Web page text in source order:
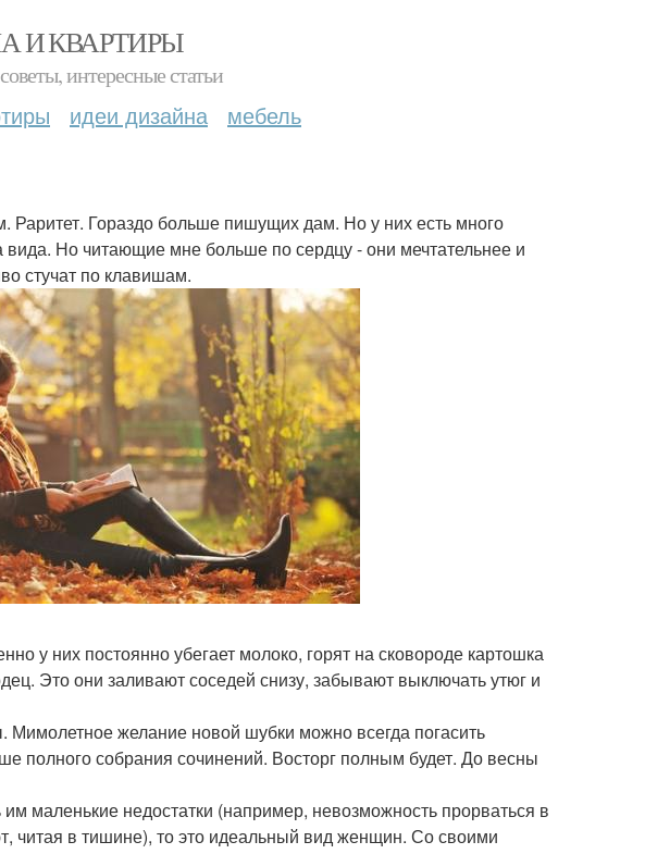
И КВАРТИРЫ
интересные статьи
идеи дизайна мебель
Гораздо больше пишущих дам. Но у них есть много
Но читающие мне больше по сердцу - они мечтательнее и
стучат по клавишам.
у них постоянно убегает молоко, горят на сковороде картошка
Это они заливают соседей снизу, забывают выключать утюг и
желание новой шубки можно всегда погасить
полного собрания сочинений. Восторг полным будет. До весны
маленькие недостатки (например, невозможность прорваться в
читая в тишине), то это идеальный вид женщин. Со своими